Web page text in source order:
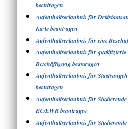
beantragen
Aufenthaltserlaubnis für
Karte beantragen
Aufenthaltserlaubnis für eine
Aufenthaltserlaubnis für qualifizierte
Beschäftigung beantragen
Aufenthaltserlaubnis für
beantragen
Aufenthaltserlaubnis für Studierende
EU/EWR beantragen
Aufenthaltserlaubnis für Studierende